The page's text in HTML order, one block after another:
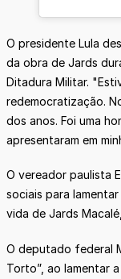
O presidente Lula
da obra de Jards
Ditadura Militar.
redemocratização.
dos anos. Foi uma
apresentaram em
O vereador paulista
sociais para
vida de Jards
O deputado federal
Torto”, ao lamentar